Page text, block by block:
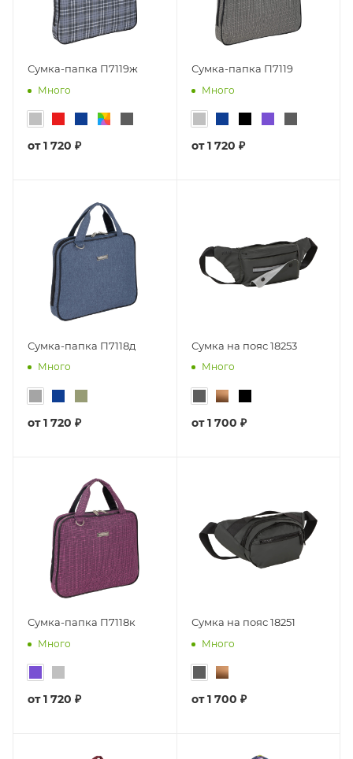
Сумка-папка П7119ж
Много
от1 720 ₽
Сумка-папка П7119
Много
от1 720 ₽
Сумка-папка П7118д
Много
от1 720 ₽
Сумка на пояс 18253
Много
от1 700 ₽
Сумка-папка П7118к
Много
от1 720 ₽
Сумка на пояс 18251
Много
от1 700 ₽